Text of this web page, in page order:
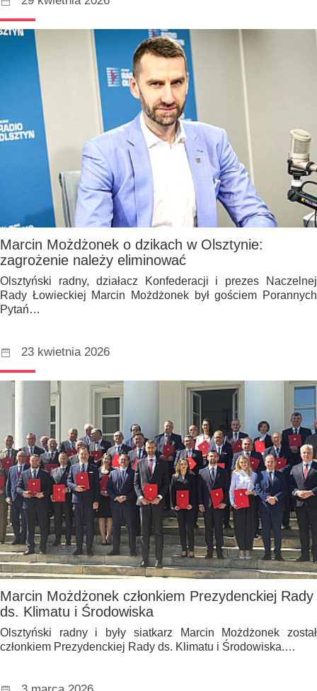
Marcin Możdżonek o dzikach w Olsztynie:
zagrożenie należy eliminować
Olsztyński radny, działacz Konfederacji i prezes Naczelnej
Rady Łowieckiej Marcin Możdżonek był gościem Porannych
Pytań…
23 kwietnia 2026
Marcin Możdżonek członkiem Prezydenckiej Rady
ds. Klimatu i Środowiska
Olsztyński radny i były siatkarz Marcin Możdżonek został
członkiem Prezydenckiej Rady ds. Klimatu i Środowiska.…